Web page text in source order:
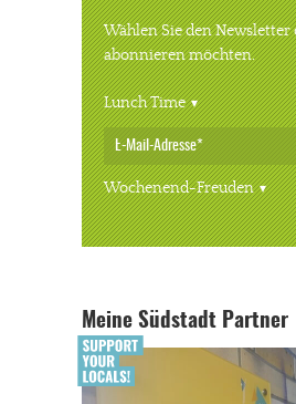
Wählen Sie den Newsletter
abonnieren möchten.
Lunch Time
Wochenend-Freuden
Meine Südstadt Partner